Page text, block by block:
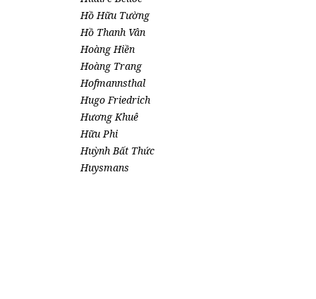
Hồ Hữu Tường
Hồ Thanh Vân
Hoàng Hiền
Hoàng Trang
Hofmannsthal
Hugo Friedrich
Hương Khuê
Hữu Phi
Huỳnh Bất Thức
Huysmans